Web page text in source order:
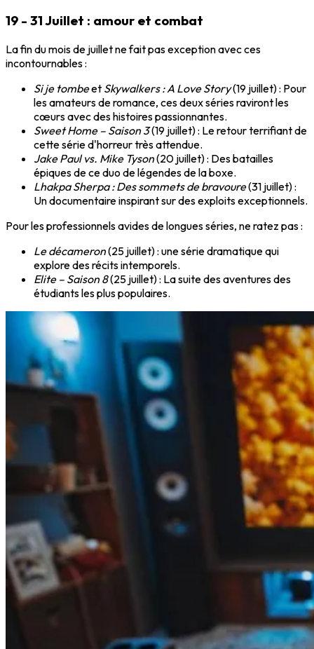
19 - 31 Juillet : amour et combat
La fin du mois de juillet ne fait pas exception avec ces
incontournables :
Si je tombeet Skywalkers : A Love Story(19 juillet) : Pour
les amateurs de romance, ces deux séries raviront les
cœurs avec des histoires passionnantes.
Sweet Home – Saison 3(19 juillet) : Le retour terrifiant de
cette série d'horreur très attendue.
Jake Paul vs. Mike Tyson(20 juillet) : Des batailles
épiques de ce duo de légendes de la boxe.
Lhakpa Sherpa : Des sommets de bravoure(31 juillet) :
Un documentaire inspirant sur des exploits exceptionnels.
Pour les professionnels avides de longues séries, ne ratez pas :
Le décameron(25 juillet) : une série dramatique qui
explore des récits intemporels.
Elite – Saison 8(25 juillet) : La suite des aventures des
étudiants les plus populaires.